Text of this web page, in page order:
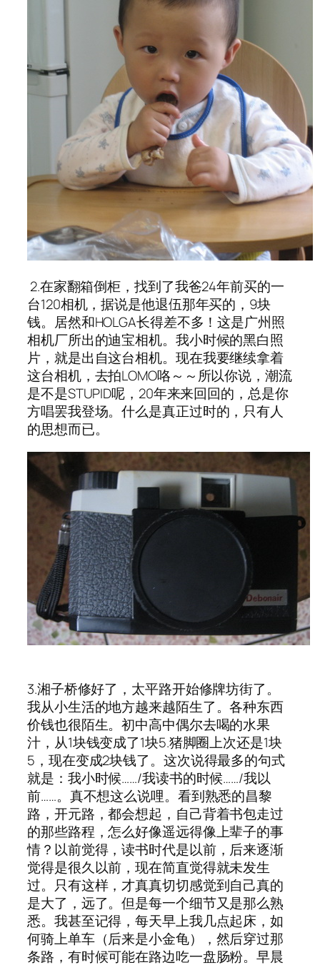
2.在家翻箱倒柜，找到了我爸24年前买的一
台120相机，据说是他退伍那年买的，9块
钱。居然和HOLGA长得差不多！这是广州照
相机厂所出的迪宝相机。我小时候的黑白照
片，就是出自这台相机。现在我要继续拿着
这台相机，去拍LOMO咯～～所以你说，潮流
是不是STUPID呢，20年来来回回的，总是你
方唱罢我登场。什么是真正过时的，只有人
的思想而已。
3.湘子桥修好了，太平路开始修牌坊街了。
我从小生活的地方越来越陌生了。各种东西
价钱也很陌生。初中高中偶尔去喝的水果
汁，从1块钱变成了1块5.猪脚圈上次还是1块
5，现在变成2块钱了。这次说得最多的句式
就是：我小时候……/我读书的时候……/我以
前……。真不想这么说哩。看到熟悉的昌黎
路，开元路，都会想起，自己背着书包走过
的那些路程，怎么好像遥远得像上辈子的事
情？以前觉得，读书时代是以前，后来逐渐
觉得是很久以前，现在简直觉得就未发生
过。只有这样，才真真切切感觉到自己真的
是大了，远了。但是每一个细节又是那么熟
悉。我甚至记得，每天早上我几点起床，如
何骑上单车（后来是小金龟），然后穿过那
条路，有时候可能在路边吃一盘肠粉。早晨